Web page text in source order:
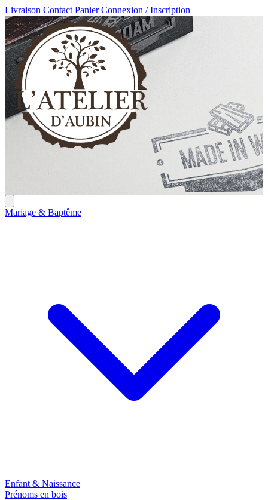
Livraison Contact Panier Connexion / Inscription
Mariage & Baptême
Enfant & Naissance
Prénoms en bois